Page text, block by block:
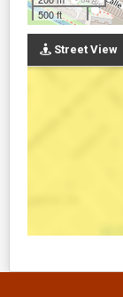
500 ft
Street View